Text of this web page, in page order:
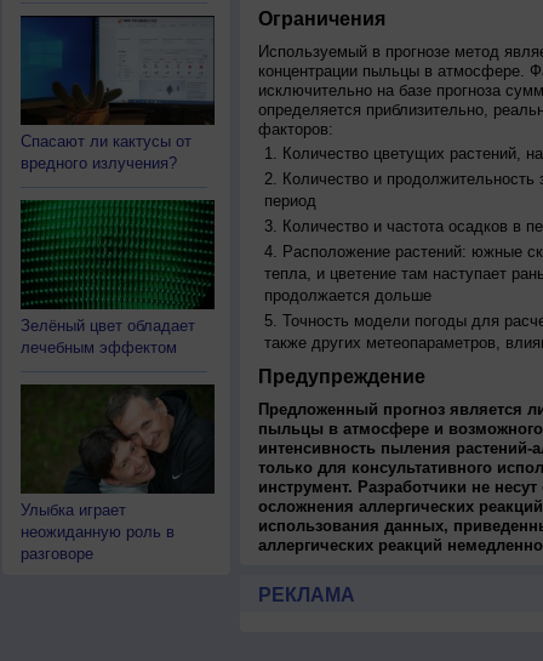
Спасают ли кактусы от
вредного излучения?
Зелёный цвет обладает
лечебным эффектом
Улыбка играет
неожиданную роль в
разговоре
Ограничения
Используемый в прогнозе метод
концентрации пыльцы в атмосфере.
исключительно на базе прогноза
определяется приблизительно,
факторов:
Количество цветущих растений,
Количество и продолжительность
период
Количество и частота осадков в
Расположение растений: южные
тепла, и цветение там наступает
продолжается дольше
Точность модели погоды для
также других метеопараметров,
Предупреждение
Предложенный прогноз является
пыльцы в атмосфере и
интенсивность пыления растений-
только для консультативного
инструмент. Разработчики не
осложнения аллергических
использования данных,
аллергических реакций
РЕКЛАМА